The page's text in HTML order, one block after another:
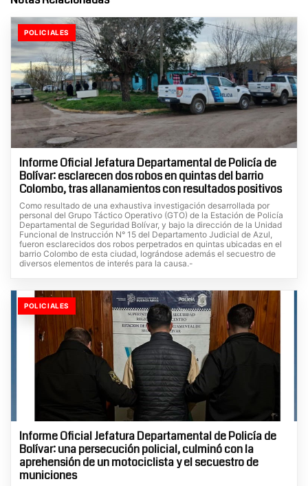
POLICIALES
Informe Oficial Jefatura Departamental de Policía de
Bolívar: esclarecen dos robos en quintas del barrio
Colombo, tras allanamientos con resultados positivos
Como resultado de una exhaustiva investigación desarrollada por
personal del Grupo Táctico Operativo (GTO) de la Estación de Policía
Departamental de Seguridad Bolívar, y bajo la dirección de la Unidad
Funcional de Instrucción N° 15 del Departamento Judicial de Azul,
fueron esclarecidos dos robos perpetrados en quintas ubicadas en el
barrio Colombo de esta ciudad, lográndose además el secuestro de
diversos elementos de interés para la causa.-
POLICIALES
Informe Oficial Jefatura Departamental de Policía de
Bolívar: una persecución policial, culminó con la
aprehensión de un motociclista y el secuestro de
municiones